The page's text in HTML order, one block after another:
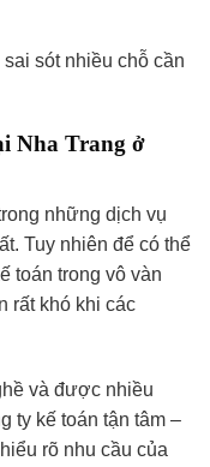
sót nhiều chỗ cần
Nha Trang ở
những dịch vụ
Tuy nhiên để có thể
toán trong vô vàn
rất khó khi các
và được nhiều
ty kế toán tận tâm –
rõ nhu cầu của